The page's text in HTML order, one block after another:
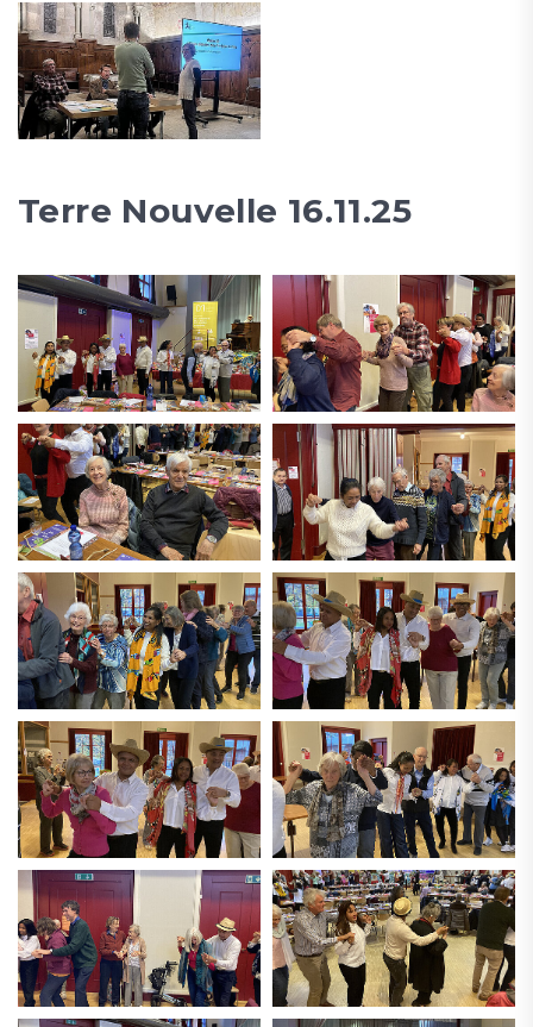
Terre Nouvelle 16.11.25